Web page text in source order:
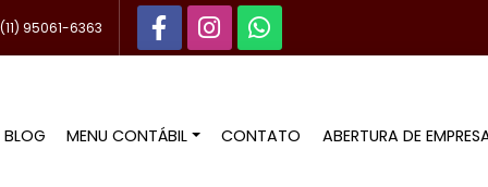
(11) 95061-6363
BLOG MENU CONTÁBIL CONTATO ABERTURA DE